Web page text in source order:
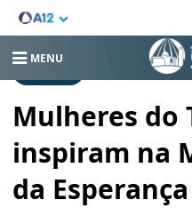
MENU
Mulheres do
inspiram na
da Esperança